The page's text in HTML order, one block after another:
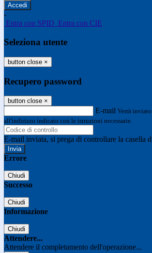
-
Entra con SPID Entra con CIE
Seleziona utente
button close ×
Recupero password
button close ×
E-mail Verrà
all'indirizzo indicato con le istruzioni necessarie.
E-mail inviata, si prega di controllare la casella
Errore
Chiudi
Successo
Chiudi
Informazione
Chiudi
Attendere...
Attendere il completamento dell'operazione...